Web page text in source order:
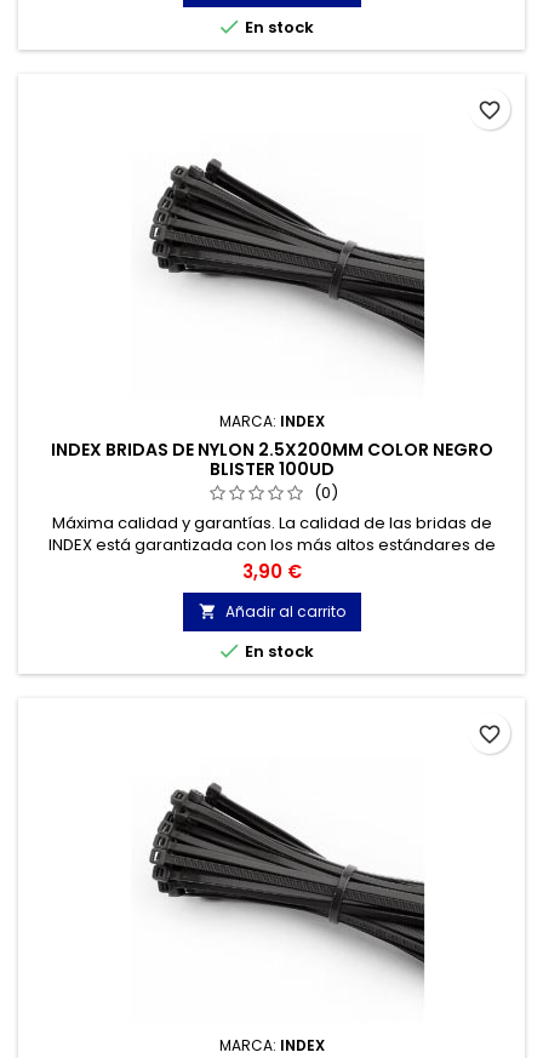
 En stock
MARCA: INDEX
INDEX BRIDAS DE NYLON 2.5X200MM COLOR NEGRO
BLISTER 100UD
(0)
Máxima calidad y garantías. La calidad de las bridas de
INDEX está garantizada con los más altos estándares de
calidad, gracias a la certificación de acuerdo con la norma
UNE-EN 62275, que permite el marcado CE y con
homologación UL.
Precio
3,90 €
 Añadir al carrito
 En stock
favorite_border
MARCA: INDEX
favorite_border